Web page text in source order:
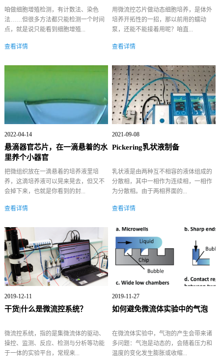
咱做细胞增殖检测，有计数法、染色
法……但很多方法都只能检测一个时间
点，就是说只能看到细胞增殖...
查看详情
用微流控芯片做动态细胞培养，是体外
培养开拓性的一招，那以前用的蠕动
泵，还能不能接着用呢？咱直...
查看详情
2022-04-14
悬滴器官芯片，在一滴悬着的水
里养个小器官
把微组织放在一滴悬着的培养液里培
养，这滴培养液可以晃来晃去，但又不
会掉下来，也就是你看到的封...
查看详情
2021-09-08
Pickering乳状液制备
乳状液是由两种互不相容的液体组成的
分散相，其中一相作为连续相，一相作
为分散相。由于两相界面的...
查看详情
2019-12-11
干货|什么是微流控系统？
微流控系统，指的是集微流体的驱动、
操控、监测、反应、检测与分析等功能
于一体的实验平台，常规来...
2019-11-27
如何避免微流体实验中的气泡
在微流体实验中，气泡的产生会带来诸
多问题：气泡是动态的，会随着压力和
温度的变化发生膨胀或收缩...